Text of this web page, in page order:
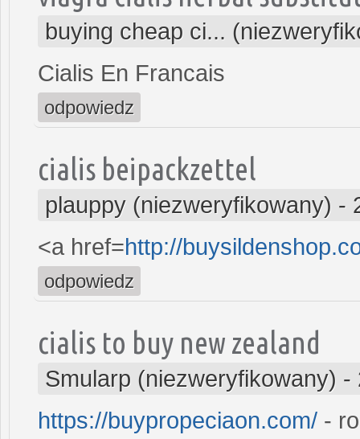
buying cheap ci...
Cialis En Francais
odpowiedz
cialis beipackzettel
plauppy (niezweryfikowany) -
<a href=http://
odpowiedz
cialis to buy new zealand
Smularp (niezweryfikowany) -
https://buypropeciaon.com/ -